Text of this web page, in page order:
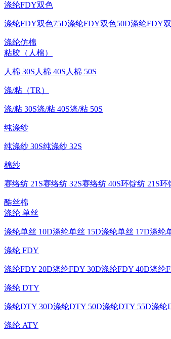
涤纶FDY双色
涤纶FDY双色75D涤纶FDY双色50D涤纶FDY
涤纶仿棉
粘胶（人棉）
人棉 30S 人棉 40S 人棉 50S
涤/粘（TR）
涤/粘 30S涤/粘 40S涤/粘 50S
纯涤纱
纯涤纱 30S纯涤纱 32S
棉纱
赛络纺 21S赛络纺 32S赛络纺 40S环锭纺 21S环
酷丝棉
涤纶 单丝
涤纶单丝 10D涤纶单丝 15D涤纶单丝 17D涤纶
涤纶 FDY
涤纶FDY 20D涤纶FDY 30D涤纶FDY 40D涤纶
涤纶 DTY
涤纶DTY 30D涤纶DTY 50D涤纶DTY 55D涤纶
涤纶 ATY